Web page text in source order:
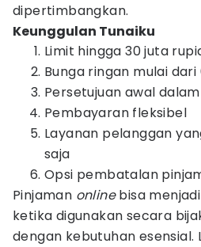
dipertimbangkan.
Keunggulan Tunaiku
Limit hingga 30 juta
Bunga ringan mulai
Persetujuan awal
Pembayaran fleksibel
Layanan pelanggan
saja
Opsi pembatalan
Pinjaman onlinebisa
ketika digunakan secara
dengan kebutuhan esensial.